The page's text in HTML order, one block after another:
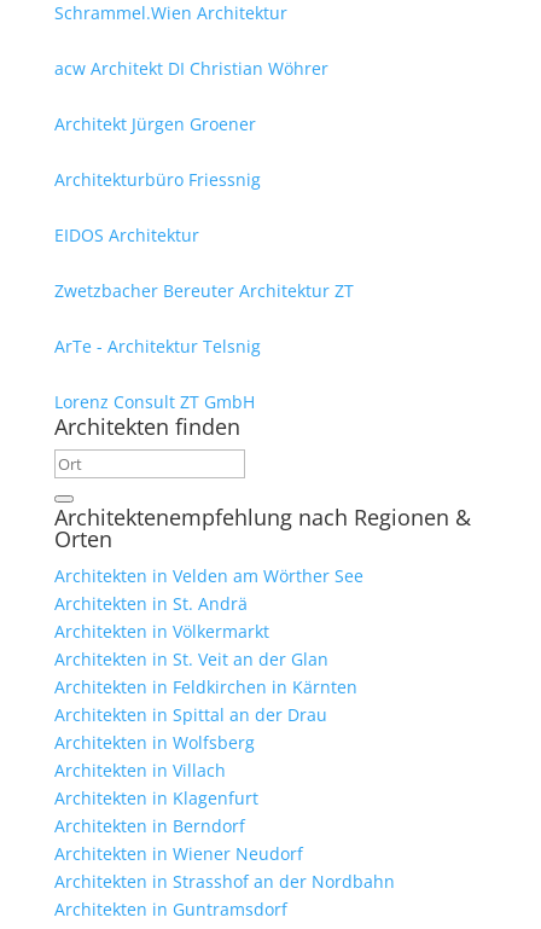
Schrammel.Wien Architektur
acw Architekt DI Christian Wöhrer
Architekt Jürgen Groener
Architekturbüro Friessnig
EIDOS Architektur
Zwetzbacher Bereuter Architektur ZT
ArTe - Architektur Telsnig
Lorenz Consult ZT GmbH
Architekten finden
Architektenempfehlung nach Regionen &
Orten
Architekten in Velden am Wörther See
Architekten in St. Andrä
Architekten in Völkermarkt
Architekten in St. Veit an der Glan
Architekten in Feldkirchen in Kärnten
Architekten in Spittal an der Drau
Architekten in Wolfsberg
Architekten in Villach
Architekten in Klagenfurt
Architekten in Berndorf
Architekten in Wiener Neudorf
Architekten in Strasshof an der Nordbahn
Architekten in Guntramsdorf